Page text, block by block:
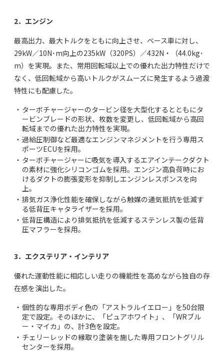
2．エンジン
最高出力、最大トルクをともに向上させ、ベース車に対し、
29kW／10N･m向上の235kW（320PS）／432N・（44.0kg･
m）を実現。また、常用回転域以上での優れた出力特性だけで
なく、低回転域から高いトルクがスムーズに発生するよう過渡
特性にも配慮した。
・ ターボチャージャーのタービン径を大型化するとともにタ
ービンブレードの形状、枚数を変更し、低回転域から高回
転域までの優れた出力特性を実現。
・ 過給圧制御など最適なエンジンマネジメントを行う専用ス
ポーツECUを採用。
・ ターボチャージャーに吸気を導入するエアインテークダクト
の素材に強化シリコンゴムを採用。エンジン高負荷時にお
けるダクトの膨張変形を抑制しエンジンレスポンスを向
上。
・ 排気ガス浄化性能を確保しながら触媒の通気抵抗を低減す
る低背圧キャタライザーを採用。
・ 低背圧構造により排気抵抗を低減するステンレス製の低背
圧マフラーを採用。
3．エクステリア・インテリア
優れた運動性能に相応しい走りの機能性を高めながら独自の存
在感を演出した。
・ 個性的な専用ボディ色の「アストラルイエロー」を50台限
定で設定。そのほかに、「ピュアホワイト」、「WRブル
ー・マイカ」の、計3色を設定。
・ チェリーレッドの縁取り塗装を施した専用フロントグリル
センターを採用。